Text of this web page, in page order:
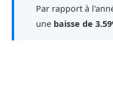
Par rapport à
une baisse de